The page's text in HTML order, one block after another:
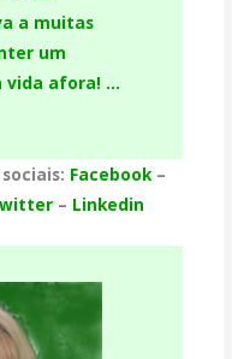
a muitas
um
vida afora! …
Facebook–
– Linkedin